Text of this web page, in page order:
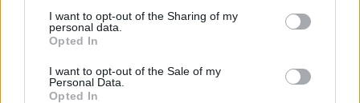
not limited to your visit or usage behaviour. You may click to
grant or deny consent to Google and its third-party tags to
use your data for below specified purposes in below Google
consent section.
I want to opt-out of the Sharing of my
personal data.
Opted In
I want to opt-out of the Sale of my
Personal Data.
Opted In
e coriandolo per un tocco di freschezza.